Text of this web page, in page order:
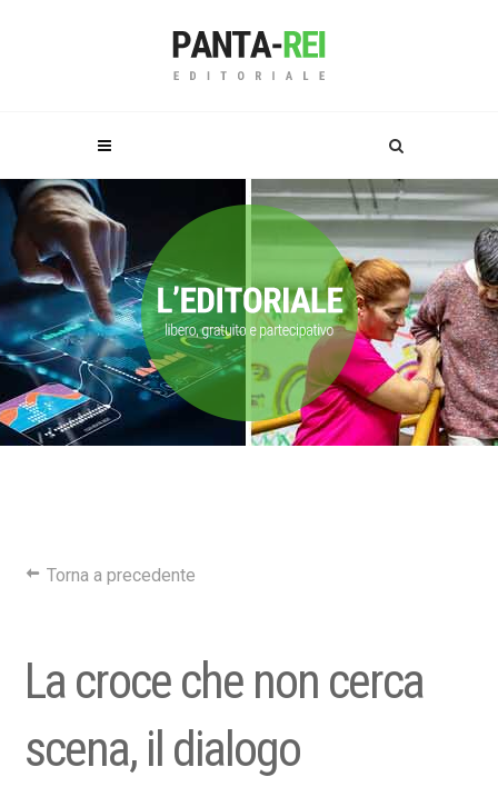
Torna a precedente
La croce che non cerca
scena, il dialogo